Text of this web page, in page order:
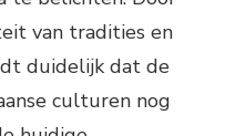
van tradities en
duidelijk dat de
culturen nog